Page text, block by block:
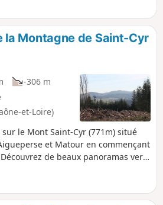
les romantiques pourront aller
cet être inanimé qui a donc
la Montagne de Saint-Cyr
-306 m
et-Loire)
le Mont Saint-Cyr (771m) situé
et Matour en commençant
de beaux panoramas vers
pins Douglas, houx, hêtres